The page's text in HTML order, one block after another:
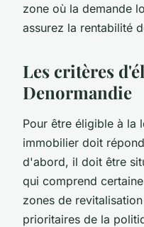
zone où la demande
assurez la rentabilité
Les critères
Denormandie
Pour être éligible à la
immobilier doit
d'abord, il doit être
qui comprend
zones de
prioritaires de la